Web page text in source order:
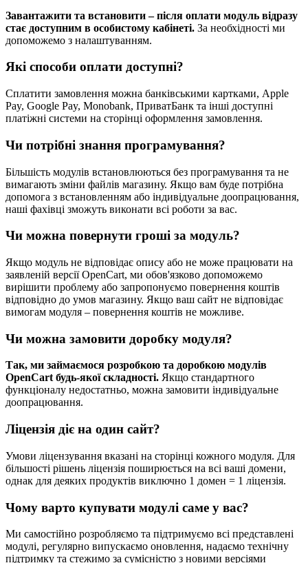
Завантажити та встановити – після оплати модуль відразу
стає доступним в особистому кабінеті. За необхідності ми
допоможемо з налаштуванням.
Які способи оплати доступні?
Сплатити замовлення можна банківськими картками, Apple
Pay, Google Pay, Monobank, ПриватБанк та інші доступні
платіжні системи на сторінці оформлення замовлення.
Чи потрібні знання програмування?
Більшість модулів встановлюються без програмування та не
вимагають зміни файлів магазину. Якщо вам буде потрібна
допомога з встановленням або індивідуальне доопрацювання,
наші фахівці зможуть виконати всі роботи за вас.
Чи можна повернути гроші за модуль?
Якщо модуль не відповідає опису або не може працювати на
заявленій версії OpenCart, ми обов'язково допоможемо
вирішити проблему або запропонуємо повернення коштів
відповідно до умов магазину. Якщо ваш сайт не відповідає
вимогам модуля – повернення коштів не можливе.
Чи можна замовити доробку модуля?
Так, ми займаємося розробкою та доробкою модулів
OpenCart будь-якої складності. Якщо стандартного
функціоналу недостатньо, можна замовити індивідуальне
доопрацювання.
Ліцензія діє на один сайт?
Умови ліцензування вказані на сторінці кожного модуля. Для
більшості рішень ліцензія поширюється на всі ваші домени,
однак для деяких продуктів виключно 1 домен = 1 ліцензія.
Чому варто купувати модулі саме у вас?
Ми самостійно розробляємо та підтримуємо всі представлені
модулі, регулярно випускаємо оновлення, надаємо технічну
підтримку та стежимо за сумісністю з новими версіями